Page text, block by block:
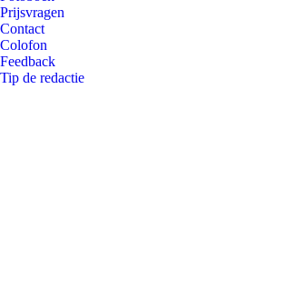
Prijsvragen
Contact
Colofon
Feedback
Tip de redactie